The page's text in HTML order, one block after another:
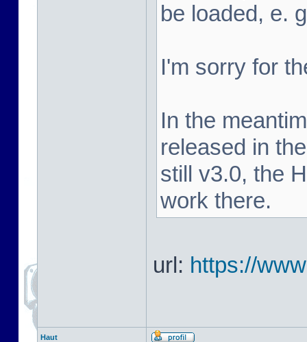
be loaded, e.
I'm sorry for
In the
released in
still v3.0, the
work there.
url: https://
Haut